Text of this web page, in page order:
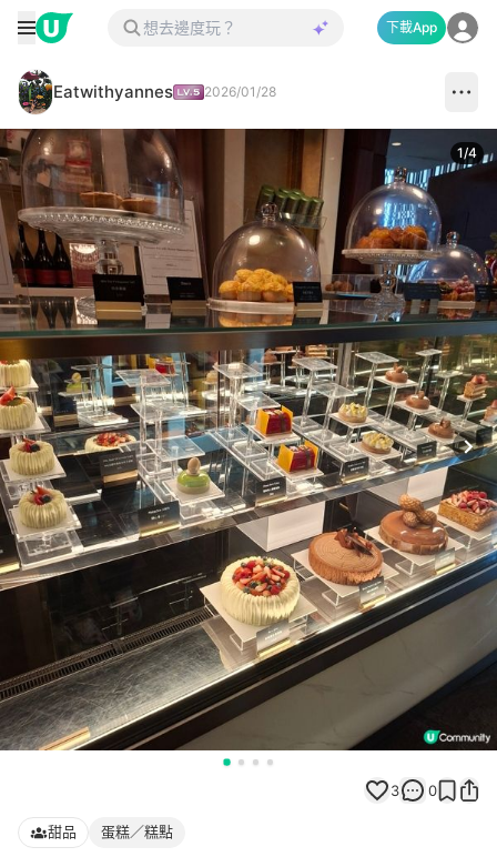
下載App
Eatwithyannes 2026/01/28
1/4
3 0
甜品 蛋糕／糕點